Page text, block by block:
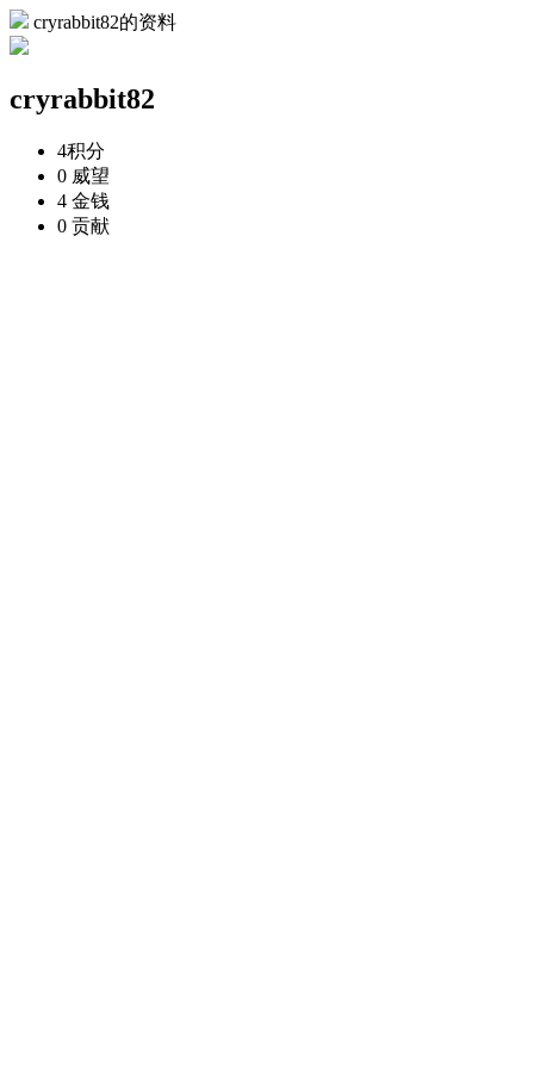
cryrabbit82的资料
cryrabbit82
4积分
0 威望
4 金钱
0 贡献